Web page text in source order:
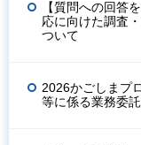
【質問への回答
応に向けた調査
ついて
2026かごしまプ
等に係る業務委